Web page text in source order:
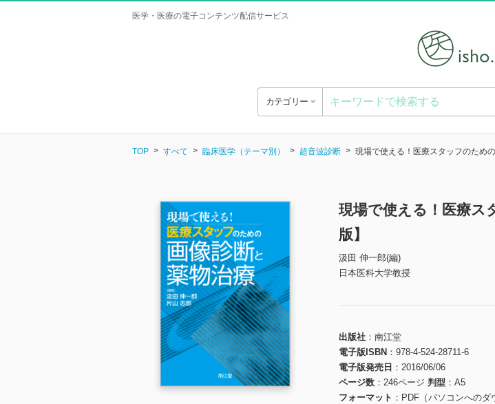
医学・医療の電子コンテンツ配信サービス
カテゴリー
TOP すべて 臨床医学（テーマ別） 超音波診断 現場で使える！医療スタッフのため
現場で使える！医療ス
版】
汲田 伸一郎(編)
日本医科大学教授
出版社
南江堂
電子版ISBN
978-4-524-28711-6
電子版発売日
2016/06/06
ページ数
246ページ 判型
A5
フォーマット
PDF（パソコンへのダ